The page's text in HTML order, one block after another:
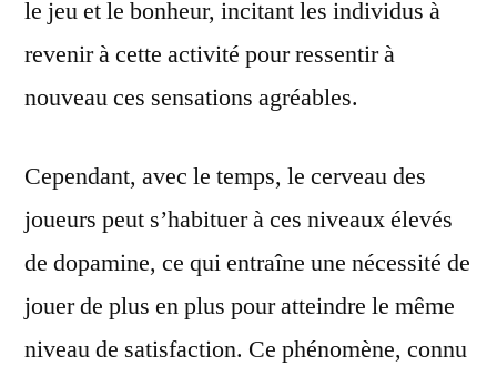
le jeu et le bonheur, incitant les individus à
revenir à cette activité pour ressentir à
nouveau ces sensations agréables.
Cependant, avec le temps, le cerveau des
joueurs peut s’habituer à ces niveaux élevés
de dopamine, ce qui entraîne une nécessité de
jouer de plus en plus pour atteindre le même
niveau de satisfaction. Ce phénomène, connu